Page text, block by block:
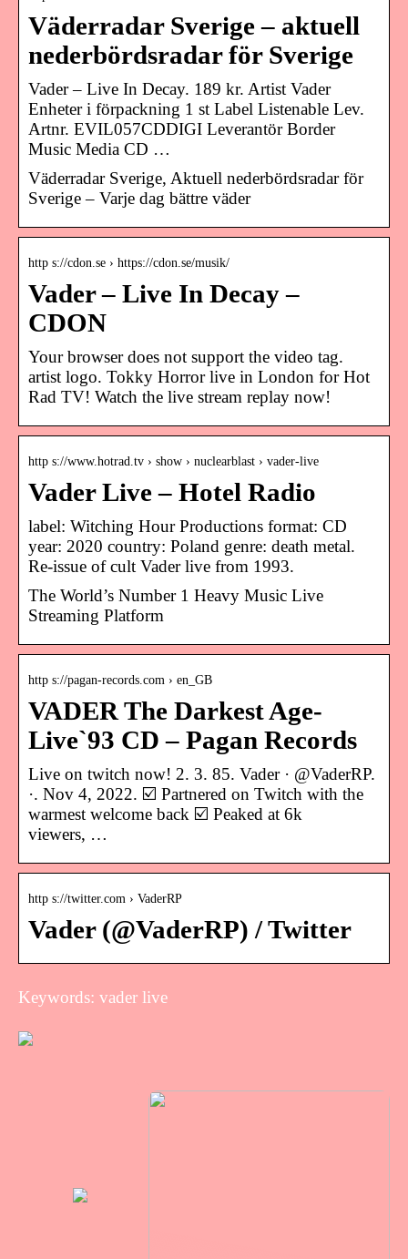
Väderradar Sverige – aktuell
nederbördsradar för Sverige
Vader – Live In Decay. 189 kr. Artist Vader
Enheter i förpackning 1 st Label Listenable Lev.
Artnr. EVIL057CDDIGI Leverantör Border
Music Media CD …
Väderradar Sverige, Aktuell nederbördsradar för
Sverige – Varje dag bättre väder
http s://cdon.se › https://cdon.se/musik/
Vader – Live In Decay –
CDON
Your browser does not support the video tag.
artist logo. Tokky Horror live in London for Hot
Rad TV! Watch the live stream replay now!
http s://www.hotrad.tv › show › nuclearblast › vader-live
Vader Live – Hotel Radio
label: Witching Hour Productions format: CD
year: 2020 country: Poland genre: death metal.
Re-issue of cult Vader live from 1993.
The World’s Number 1 Heavy Music Live
Streaming Platform
http s://pagan-records.com › en_GB
VADER The Darkest Age-
Live`93 CD – Pagan Records
Live on twitch now! 2. 3. 85. Vader · @VaderRP.
·. Nov 4, 2022. ☑️ Partnered on Twitch with the
warmest welcome back ☑️ Peaked at 6k
viewers, …
http s://twitter.com › VaderRP
Vader (@VaderRP) / Twitter
Keywords: vader live